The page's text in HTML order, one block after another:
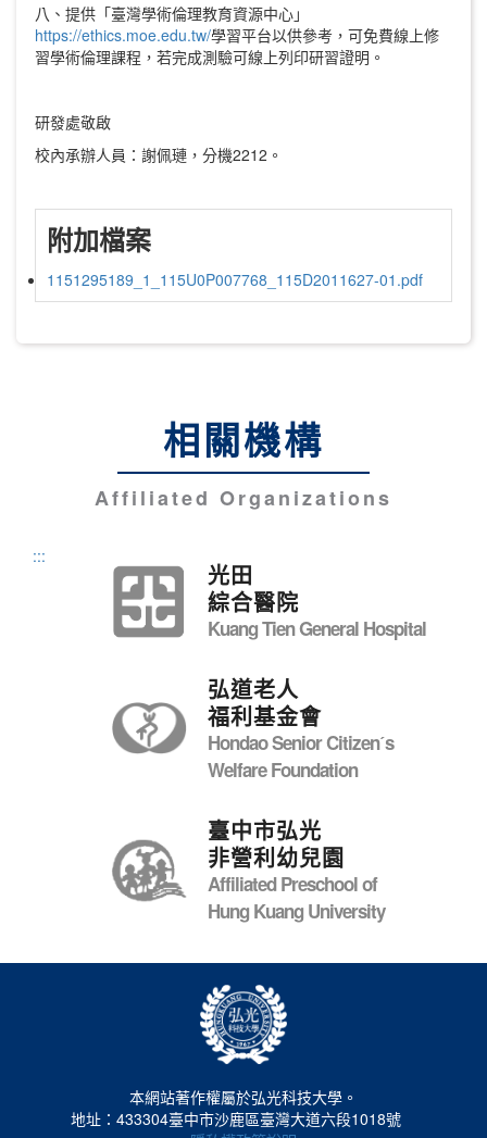
八、提供「臺灣學術倫理教育資源中心」
https://ethics.moe.edu.tw/學習平台以供參考，可免費線上修
習學術倫理課程，若完成測驗可線上列印研習證明。
研發處敬啟
校內承辦人員：謝佩璉，分機2212。
附加檔案
1151295189_1_115U0P007768_115D2011627-01.pdf
相關機構
Affiliated Organizations
:::
光田
綜合醫院
Kuang Tien General Hospital
弘道老人
福利基金會
Hondao Senior Citizenˊs
Welfare Foundation
臺中市弘光
非營利幼兒園
Affiliated Preschool of
Hung Kuang University
本網站著作權屬於弘光科技大學。
地址：433304臺中市沙鹿區臺灣大道六段1018號